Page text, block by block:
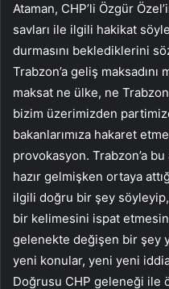
Ataman, CHP’li Özgür
savları ile ilgili hakikat
durmasını beklediklerini
Trabzon’a geliş
maksat ne ülke, ne
bizim üzerimizden
bakanlarımıza hakaret
provokasyon. Trabzon’a
hazır gelmişken ortaya
ilgili doğru bir şey söyleyip,
bir kelimesini ispat
gelenekte değişen bir şey
yeni konular, yeni yeni
Doğrusu CHP geleneği ile